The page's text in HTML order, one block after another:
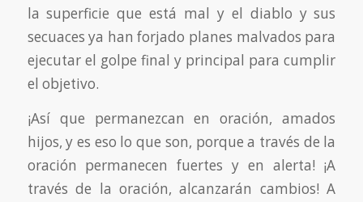
la superficie que está mal y el diablo y sus
secuaces ya han forjado planes malvados para
ejecutar el golpe final y principal para cumplir
el objetivo.
¡Así que permanezcan en oración, amados
hijos, y es eso lo que son, porque a través de la
oración permanecen fuertes y en alerta! ¡A
través de la oración, alcanzarán cambios! A